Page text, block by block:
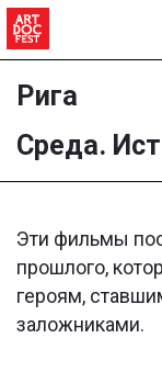
Рига
Среда.
Эти фильмы
прошлого,
героям,
заложниками.